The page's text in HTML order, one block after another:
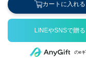
カートに入れる
のe